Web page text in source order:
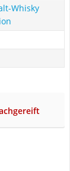
Whisky